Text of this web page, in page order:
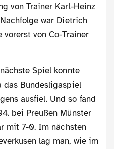
von Trainer Karl-Heinz
war Dietrich
vorerst von Co-Trainer
das Bundesligaspiel
ausfiel. Und so fand
bei Preußen Münster
mit 7-0. Im nächsten
lag man, wie im